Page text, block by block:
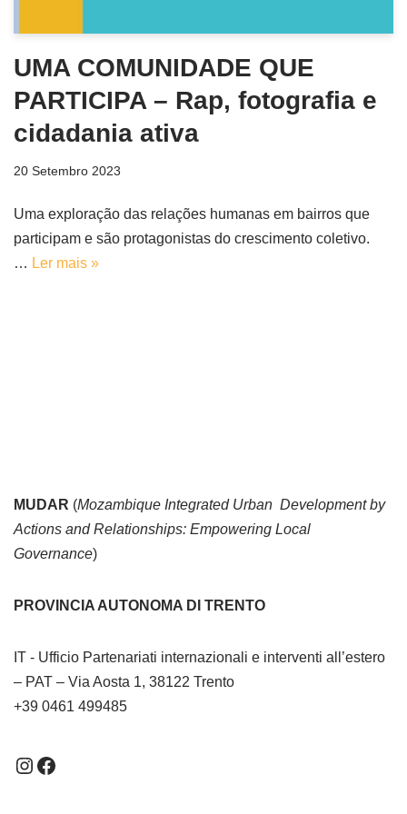
UMA COMUNIDADE QUE
PARTICIPA – Rap, fotografia e
cidadania ativa
20 Setembro 2023
Uma exploração das relações humanas em bairros que
participam e são protagonistas do crescimento coletivo.
… Ler mais »
MUDAR (Mozambique Integrated Urban Development by
Actions and Relationships: Empowering Local
Governance)
PROVINCIA AUTONOMA DI TRENTO
IT - Ufficio Partenariati internazionali e interventi all’estero
– PAT – Via Aosta 1, 38122 Trento
+39 0461 499485